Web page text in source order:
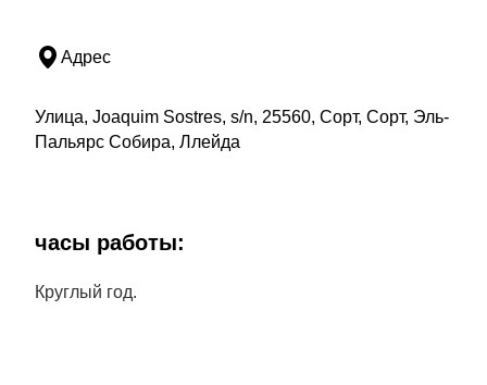
Адрес
Улица, Joaquim Sostres, s/n, 25560, Сорт, Сорт, Эль-
Пальярс Собира, Ллейда
часы работы:
Круглый год.